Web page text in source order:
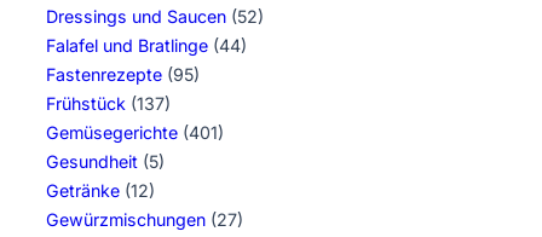
Dressings und Saucen (52)
Falafel und Bratlinge (44)
Fastenrezepte (95)
Frühstück (137)
Gemüsegerichte (401)
Gesundheit (5)
Getränke (12)
Gewürzmischungen (27)